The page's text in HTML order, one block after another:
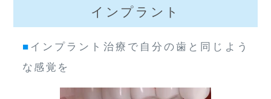
インプラント
■ インプラント治療で自分の歯と同じよう
な感覚を